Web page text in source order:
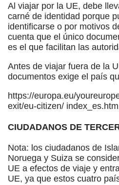
Al viajar por la UE, debe
carné de identidad porque
identificarse o por motivos
cuenta que el único
es el que facilitan las
Antes de viajar fuera de la
documentos exige el país
https://europa.eu/
exit/eu-citizen/ index_es.htm
CIUDADANOS DE
Nota: los ciudadanos de
Noruega y Suiza se
UE a efectos de viaje y
UE, ya que estos cuatro